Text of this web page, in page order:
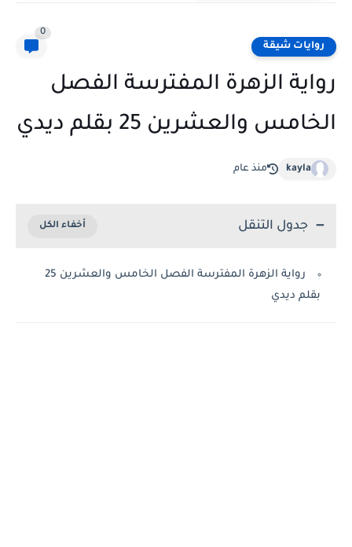
روايات شيقة
0
رواية الزهرة المفترسة الفصل
الخامس والعشرين 25 بقلم ديدي
kayla منذ عام
جدول التنقل
رواية الزهرة المفترسة الفصل الخامس والعشرين 25
بقلم ديدي